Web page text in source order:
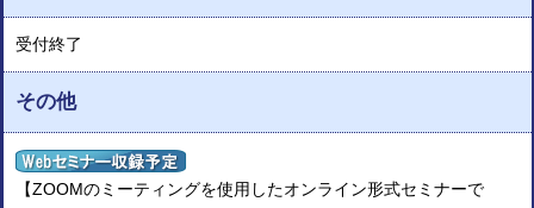
受付終了
その他
【ZOOMのミーティングを使用したオンライン形式セミナーで